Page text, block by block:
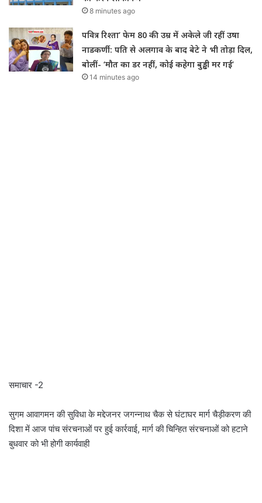
8 minutes ago
पवित्र रिश्ता’ फेम 80 की उम्र में अकेले जी रहीं उषा
नाडकर्णी: पति से अलगाव के बाद बेटे ने भी तोड़ा दिल,
बोलीं- ‘मौत का डर नहीं, कोई कहेगा बुड्ढी मर गई’
14 minutes ago
समाचार -2
सुगम आवागमन की सुविधा के मद्देजनर जगन्नाथ चैक से घंटाघर मार्ग चैड़ीकरण की
दिशा में आज पांच संरचनाओं पर हुई कार्रवाई, मार्ग की चिन्हित संरचनाओं को हटाने
बुधवार को भी होगी कार्यवाही